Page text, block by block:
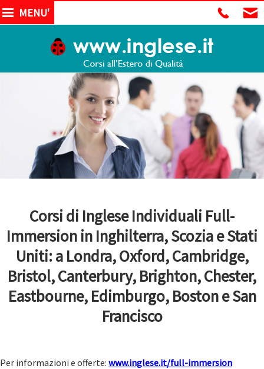
MENU'
Corsi di Inglese Individuali Full-
Immersion in Inghilterra, Scozia e Stati
Uniti: a Londra, Oxford, Cambridge,
Bristol, Canterbury, Brighton, Chester,
Eastbourne, Edimburgo, Boston e San
Francisco
Per informazioni e offerte: www.inglese.it/full-immersion